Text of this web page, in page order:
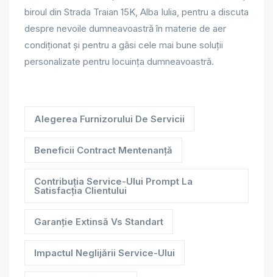
biroul din Strada Traian 15K, Alba Iulia, pentru a discuta
despre nevoile dumneavoastră în materie de aer
condiționat și pentru a găsi cele mai bune soluții
personalizate pentru locuința dumneavoastră.
Alegerea Furnizorului De Servicii
Beneficii Contract Mentenanță
Contribuția Service-Ului Prompt La
Satisfacția Clientului
Garanție Extinsă Vs Standart
Impactul Neglijării Service-Ului